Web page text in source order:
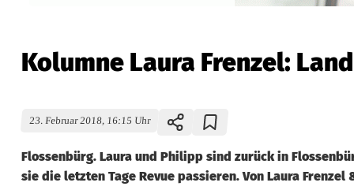
Kolumne Laura Frenzel:
23. Februar 2018, 16:15 Uhr
Flossenbürg. Laura und Philipp sind zurück in
sie die letzten Tage Revue passieren. Von Laura Frenzel